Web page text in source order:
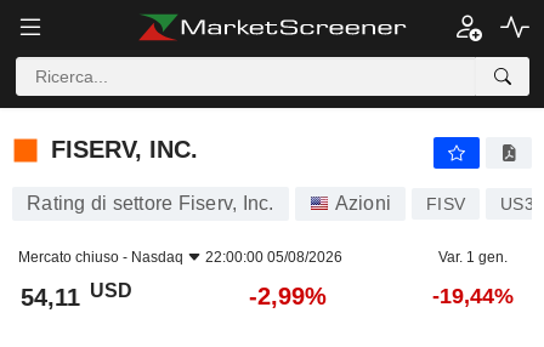
FISERV, INC.
FISERV, INC.
Rating di settore Fiserv, Inc. Azioni FISV
Mercato chiuso - Nasdaq 22:00:00 05/08/2026 Var. 1 gen.
54,11 USD -2,99% -19,44%